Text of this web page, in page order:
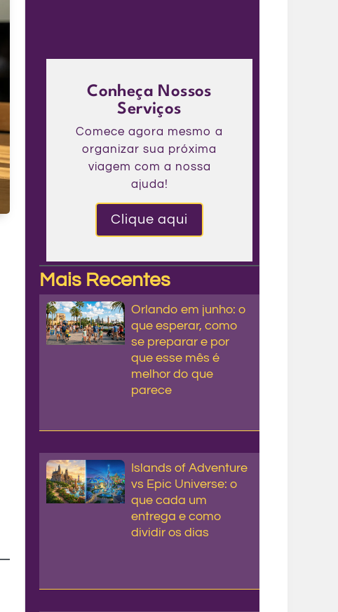
Conheça Nossos
Serviços
Comece agora mesmo a
organizar sua próxima
viagem com a nossa
ajuda!
Clique aqui
Mais Recentes
Orlando em junho: o
que esperar, como
se preparar e por
que esse mês é
melhor do que
parece
Islands of Adventure
vs Epic Universe: o
que cada um
entrega e como
dividir os dias